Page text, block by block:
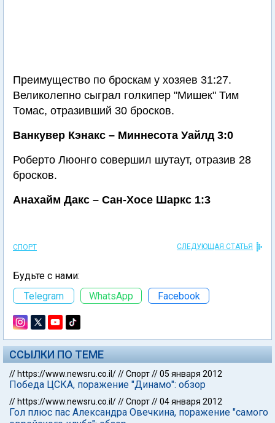
Преимущество по броскам у хозяев 31:27.
Великолепно сыграл голкипер "Мишек" Тим
Томас, отразивший 30 бросков.
Ванкувер Кэнакс – Миннесота Уайлд 3:0
Роберто Люонго совершил шутаут, отразив 28
бросков.
Анахайм Дакс – Сан-Хосе Шаркс 1:3
СПОРТ СЛЕДУЮЩАЯ СТАТЬЯ
Будьте с нами:
Telegram
WhatsApp Facebook
ССЫЛКИ ПО ТЕМЕ
// https://www.newsru.co.il///Спорт//05 января 2012
Победа ЦСКА, поражение "Динамо": обзор
// https://www.newsru.co.il///Спорт//04 января 2012
Гол плюс пас Александра Овечкина, поражение "самого